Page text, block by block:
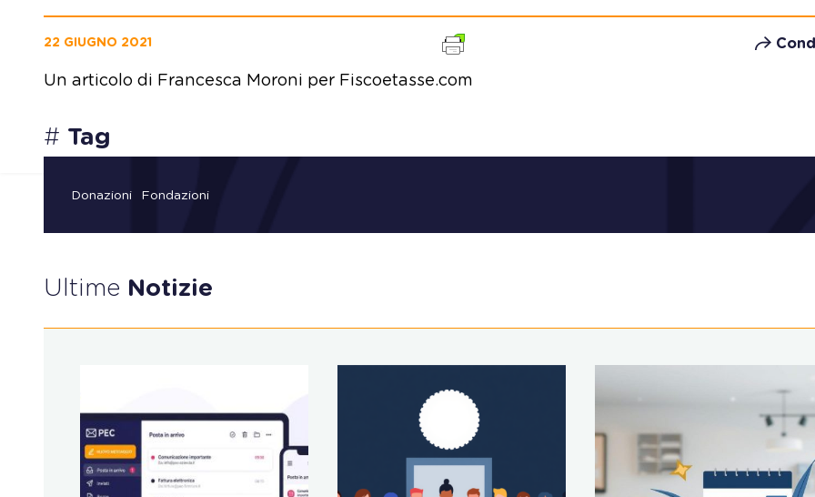
22 GIUGNO 2021
Un articolo di Francesca Moroni per Fiscoetasse.com
# Tag
Donazioni Fondazioni
Ultime Notizie